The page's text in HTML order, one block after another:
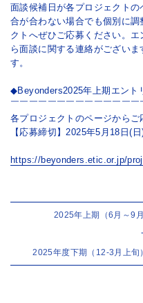
面談候補日が各プロジェクト
合が合わない場合でも個別に
クトへぜひご応募ください。
ら面談に関する連絡がござい
す。
◆Beyonders2025年上期エント
￣￣￣￣￣￣￣￣￣￣￣￣￣
各プロジェクトのページからご
【応募締切】2025年5月18日(
https://beyonders.etic.or.jp/
2025年上期（6月～9
2025年度下期（12-3月上旬